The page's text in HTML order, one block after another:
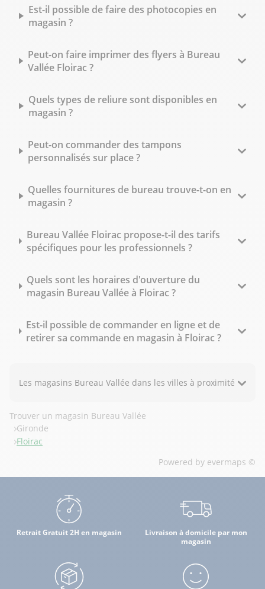
Est-il possible de faire des photocopies en
magasin ?
Peut-on faire imprimer des flyers à Bureau
Vallée Floirac ?
Quels types de reliure sont disponibles en
magasin ?
Peut-on commander des tampons
personnalisés sur place ?
Quelles fournitures de bureau trouve-t-on en
magasin ?
Bureau Vallée Floirac propose-t-il des tarifs
spécifiques pour les professionnels ?
Quels sont les horaires d'ouverture du
magasin Bureau Vallée à Floirac ?
Est-il possible de commander en ligne et de
retirer sa commande en magasin à Floirac ?
Les magasins Bureau Vallée dans les villes à proximité
Trouver un magasin Bureau Vallée
Gironde
Floirac
Powered by evermaps ©
Retrait Gratuit 2H en magasin
Livraison à domicile par mon
magasin